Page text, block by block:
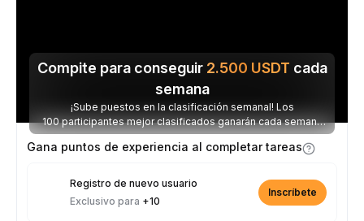
Compite para conseguir 2.500 USDT cada
semana
¡Sube puestos en la clasificación semanal! Los
100 participantes mejor clasificados ganarán cada semana
parte de los 2.500 USDT disponibles.
Gana puntos de experiencia al completar tareas
Registro de nuevo usuario
Exclusivo para +10
Inscríbete